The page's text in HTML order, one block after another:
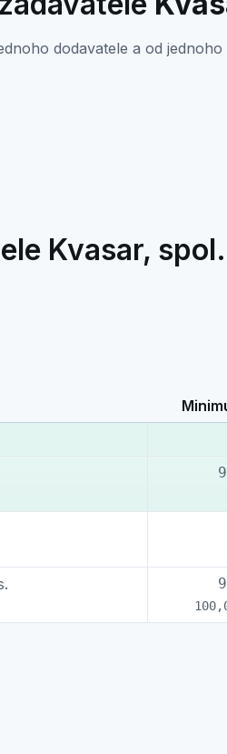
dodavatele a od jednoho
Kvasar,